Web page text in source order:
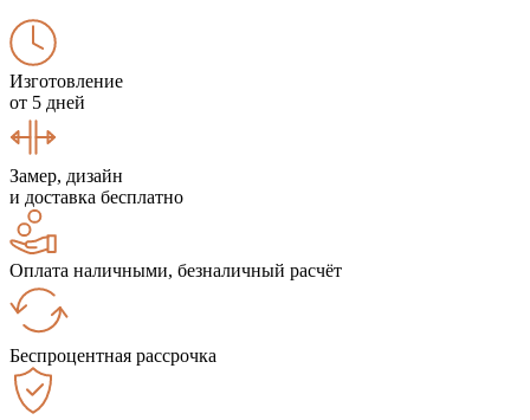
Изготовление
от 5 дней
Замер, дизайн
и доставка бесплатно
Оплата наличными, безналичный расчёт
Беспроцентная рассрочка